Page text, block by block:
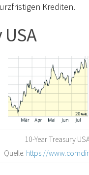
Krediten.
10-Year Treasury
Quelle: https://